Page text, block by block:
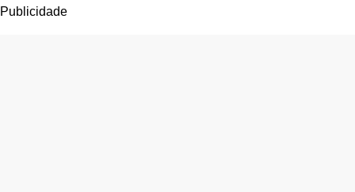
Publicidade